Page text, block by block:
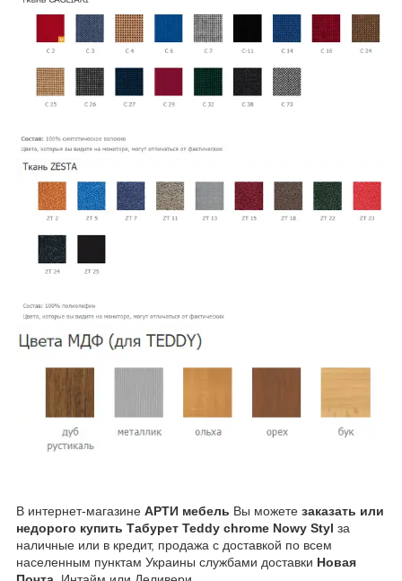
В интернет-магазине АРТИ мебель Вы можете заказать или
недорого купить Табурет Teddy chrome Nowy Styl за
наличные или в кредит, продажа с доставкой по всем
населенным пунктам Украины службами доставки Новая